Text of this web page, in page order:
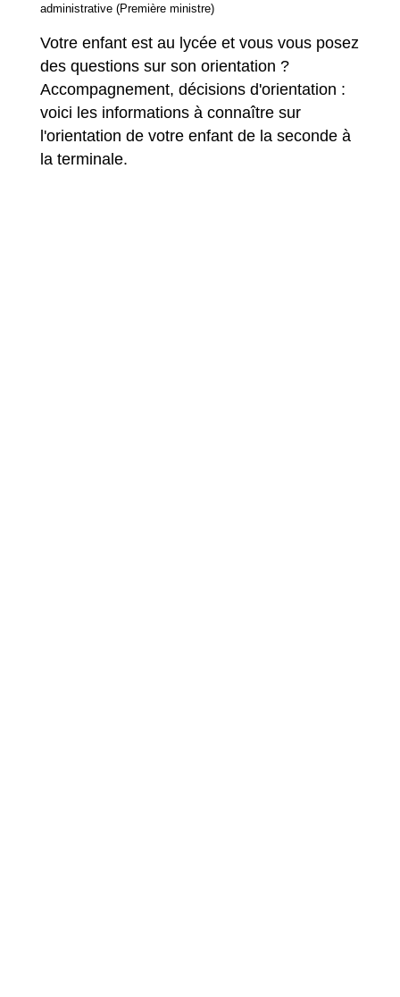
administrative (Première ministre)
Votre enfant est au lycée et vous vous posez
des questions sur son orientation ?
Accompagnement, décisions d'orientation :
voici les informations à connaître sur
l'orientation de votre enfant de la seconde à
la terminale.